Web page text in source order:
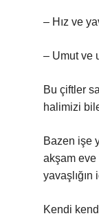
– Hız ve
– Umut ve
Bu çiftler
halimizi
Bazen işe
akşam
Kendi